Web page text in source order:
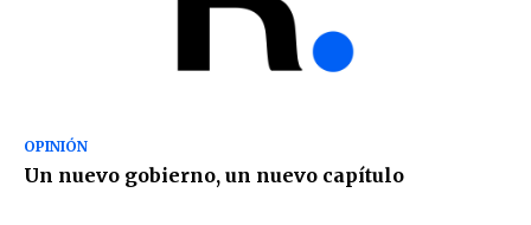
OPINIÓN
Un nuevo gobierno, un nuevo capítulo